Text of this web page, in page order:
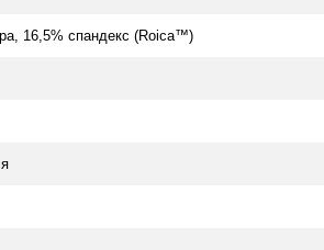
16,5% спандекс (Roica™)